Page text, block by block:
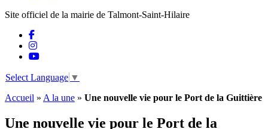
Site officiel de la mairie de Talmont-Saint-Hilaire
Select Language ▼
Accueil » A la une » Une nouvelle vie pour le Port de la Guittière
Une nouvelle vie pour le Port de la